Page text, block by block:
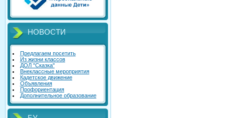
НОВОСТИ
Предлагаем посетить
Из жизни классов
ДОЛ "Сказка"
Внеклассные мероприятия
Кадетское движение
Объявления
Профориентация
Дополнительное образование